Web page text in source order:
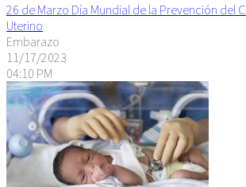
26 de Marzo Día Mundial de la Prevención del
Uterino
Embarazo
11/17/2023
04:10 PM